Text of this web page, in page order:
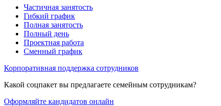
Частичная занятость
Гибкий график
Полная занятость
Полный день
Проектная работа
Сменный график
Корпоративная поддержка сотрудников
Какой соцпакет вы предлагаете семейным сотрудникам?
Оформляйте кандидатов онлайн